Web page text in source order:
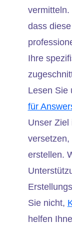
dass
Ihre
Lesen Sie
für
Unser Ziel
erstellen.
Sie nicht,
helfen